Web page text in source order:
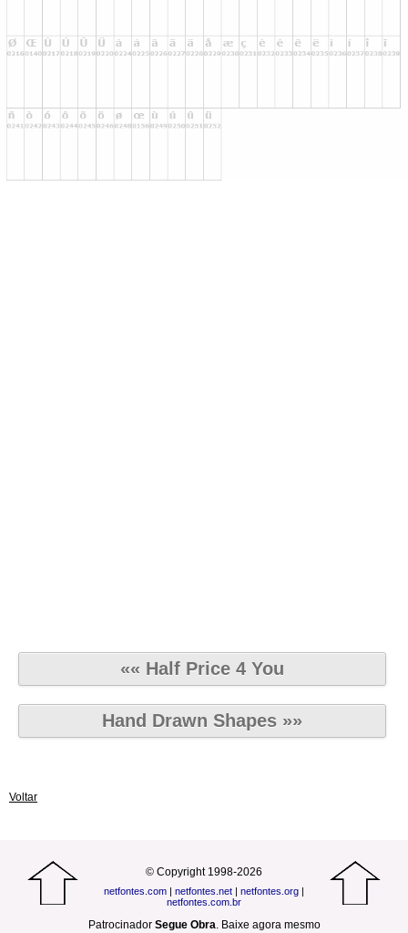
«« Half Price 4 You
Hand Drawn Shapes »»
Voltar
© Copyright 1998-2026
netfontes.com netfontes.net netfontes.org
netfontes.com.br
Patrocinador Segue Obra. Baixe agora mesmo